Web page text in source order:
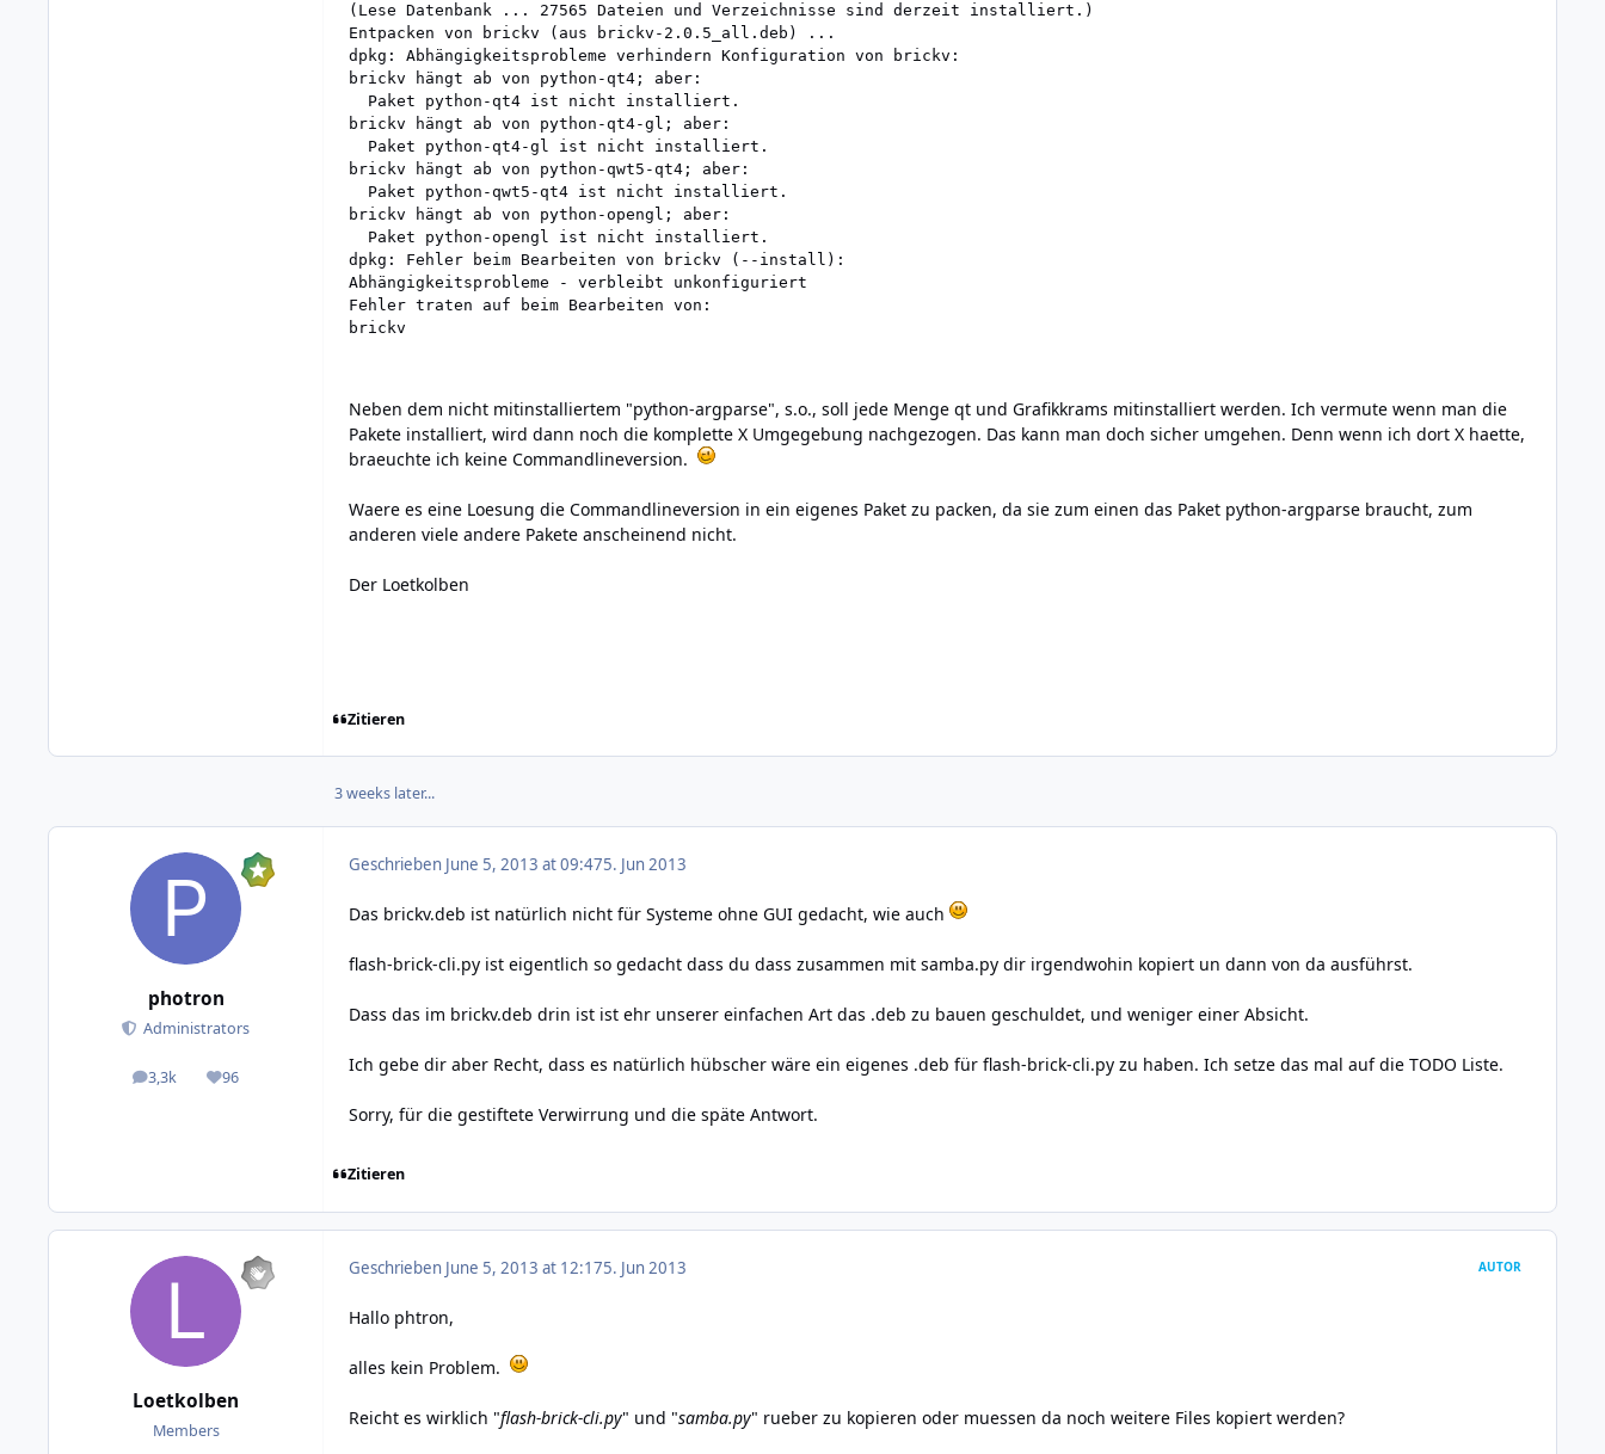
(Lese Datenbank ... 27565 Dateien und Verzeichnisse sind derzeit installiert.)
Entpacken von brickv (aus brickv-2.0.5_all.deb) ...
dpkg: Abhängigkeitsprobleme verhindern Konfiguration von brickv:
brickv hängt ab von python-qt4; aber:
Paket python-qt4 ist nicht installiert.
brickv hängt ab von python-qt4-gl; aber:
Paket python-qt4-gl ist nicht installiert.
brickv hängt ab von python-qwt5-qt4; aber:
Paket python-qwt5-qt4 ist nicht installiert.
brickv hängt ab von python-opengl; aber:
Paket python-opengl ist nicht installiert.
dpkg: Fehler beim Bearbeiten von brickv (--install):
Abhängigkeitsprobleme - verbleibt unkonfiguriert
Fehler traten auf beim Bearbeiten von:
brickv
Neben dem nicht mitinstalliertem "python-argparse", s.o., soll jede Menge qt und Grafikkrams mitinstalliert werden. Ich vermute wenn man die
Pakete installiert, wird dann noch die komplette X Umgegebung nachgezogen. Das kann man doch sicher umgehen. Denn wenn ich dort X haette,
braeuchte ich keine Commandlineversion.
Waere es eine Loesung die Commandlineversion in ein eigenes Paket zu packen, da sie zum einen das Paket python-argparse braucht, zum
anderen viele andere Pakete anscheinend nicht.
Der Loetkolben
Zitieren
3 weeks later...
photron
Administrators
3,3k
posts 96
Reputation
Geschrieben June 5, 2013 at 09:475. Jun 2013
Das brickv.deb ist natürlich nicht für Systeme ohne GUI gedacht, wie auch
flash-brick-cli.py ist eigentlich so gedacht dass du dass zusammen mit samba.py dir irgendwohin kopiert un dann von da ausführst.
Dass das im brickv.deb drin ist ist ehr unserer einfachen Art das .deb zu bauen geschuldet, und weniger einer Absicht.
Ich gebe dir aber Recht, dass es natürlich hübscher wäre ein eigenes .deb für flash-brick-cli.py zu haben. Ich setze das mal auf die TODO Liste.
Sorry, für die gestiftete Verwirrung und die späte Antwort.
Zitieren
Loetkolben
Members
Geschrieben June 5, 2013 at 12:175. Jun 2013 AUTOR
Hallo phtron,
alles kein Problem.
Reicht es wirklich "flash-brick-cli.py" und "samba.py" rueber zu kopieren oder muessen da noch weitere Files kopiert werden?